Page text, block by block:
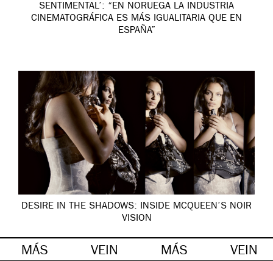
SENTIMENTAL’: “EN NORUEGA LA INDUSTRIA
CINEMATOGRÁFICA ES MÁS IGUALITARIA QUE EN
ESPAÑA”
DESIRE IN THE SHADOWS: INSIDE MCQUEEN’S NOIR
VISION
MÁS VEIN MÁS VEIN